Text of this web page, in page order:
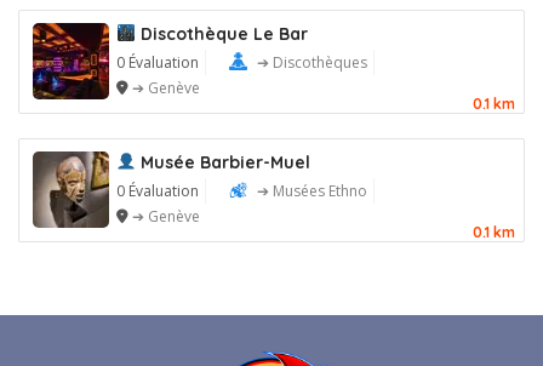
Discothèque Le Bar
0 Évaluation
➔ Discothèques
➔ Genève
0.1 km
Musée Barbier-Muel
0 Évaluation
➔ Musées Ethno
➔ Genève
0.1 km